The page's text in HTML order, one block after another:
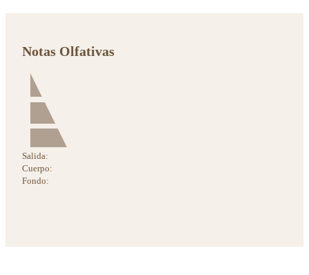
Notas Olfativas
Salida:
Cuerpo:
Fondo: